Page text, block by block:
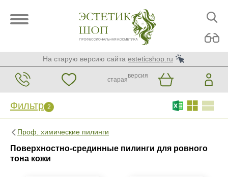
На старую версию сайта esteticshop.ru
старая
версия
Фильтр 2
Проф. химические пилинги
Поверхностно-срединные пилинги для ровного
тона кожи
Фильтр 2 Сброс
Бренд